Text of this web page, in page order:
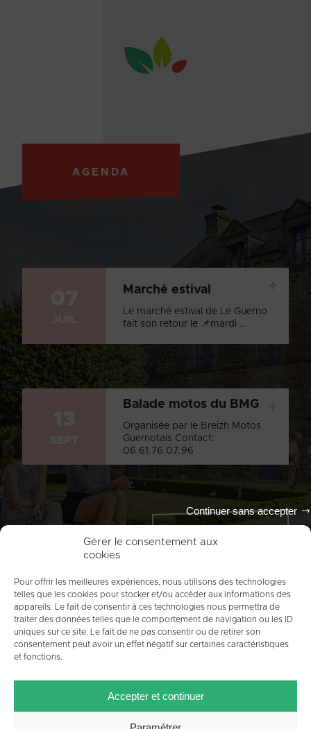
Gérer le consentement aux
cookies
Pour offrir les meilleures expériences, nous utilisons des technologies
telles que les cookies pour stocker et/ou accéder aux informations des
appareils. Le fait de consentir à ces technologies nous permettra de
traiter des données telles que le comportement de navigation ou les ID
uniques sur ce site. Le fait de ne pas consentir ou de retirer son
consentement peut avoir un effet négatif sur certaines caractéristiques
et fonctions.
Accepter et continuer
Continuer sans accepter
AGENDA
Marché estival
Le marché estival de Le Guerno
fait son retour le 📌mardi ...
Balade motos du BMG
Organisée par le Breizh Motos
Guernotais Contact:
06.61.76.07.96
PLAN DU SITE
MENTIONS LÉGALES
CRÉDITS POLITIQUE DE COOKIES (UE)